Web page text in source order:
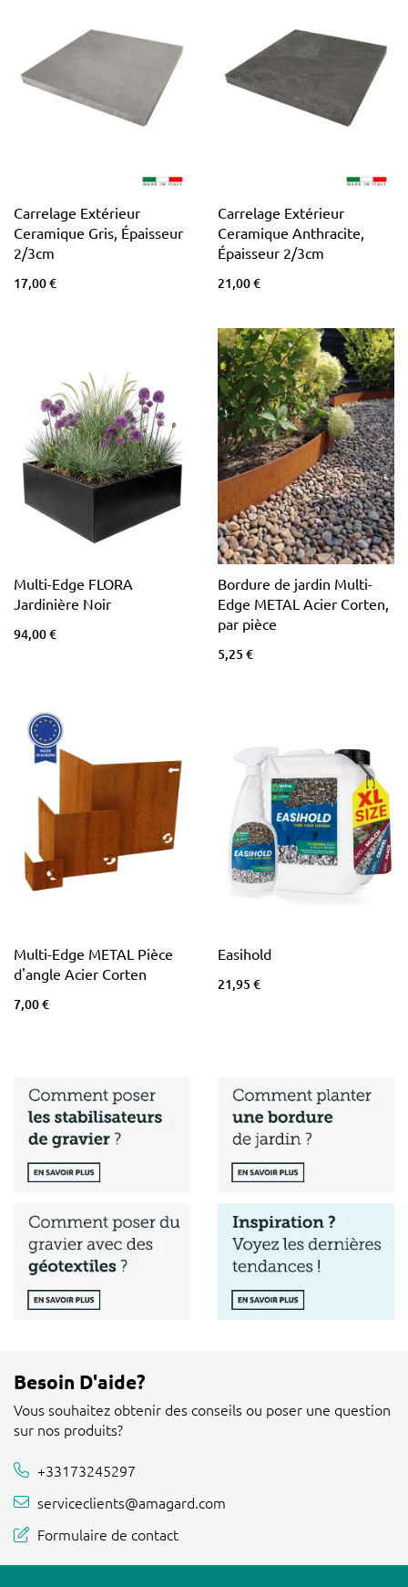
Carrelage Extérieur
Ceramique Gris, Épaisseur
2/3cm
17,00 €
Carrelage Extérieur
Ceramique Anthracite,
Épaisseur 2/3cm
21,00 €
Multi-Edge FLORA
Jardinière Noir
94,00 €
Bordure de jardin Multi-
Edge METAL Acier Corten,
par pièce
5,25 €
Multi-Edge METAL Pièce
d'angle Acier Corten
7,00 €
Easihold
21,95 €
Besoin D'aide?
Vous souhaitez obtenir des conseils ou poser une question
sur nos produits?
+33173245297
serviceclients@amagard.com
Formulaire de contact